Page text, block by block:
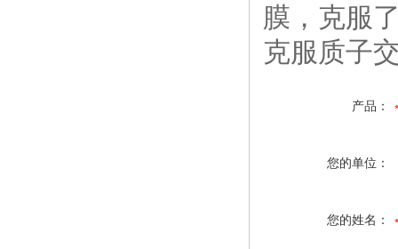
膜，克服
克服质子
产品：
您的单位：
您的姓名：